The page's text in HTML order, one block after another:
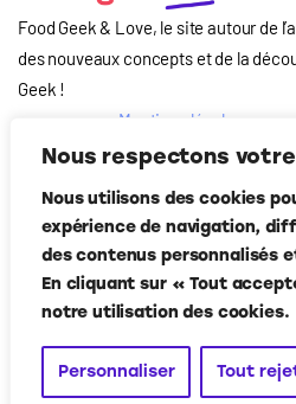
Nous respectons
Nous utilisons des cookies
expérience de navigation,
des contenus personnalisés
En cliquant sur « Tout
notre utilisation des cookies.
Personnaliser Tout
Food Geek & Love, le site autour de
des nouveaux concepts et de la
Geek !
Mentions légales
Qui-sommes nous
Contact
Suivez-nous